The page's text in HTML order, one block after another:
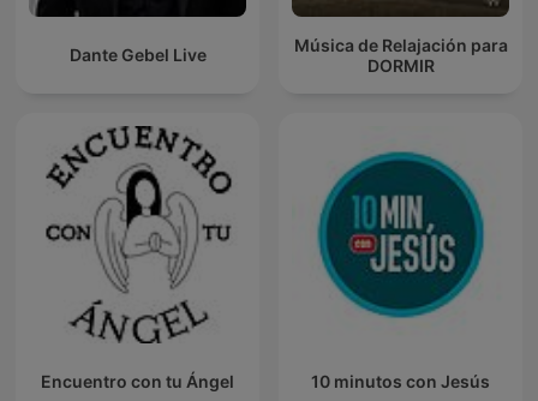
Dante Gebel Live
Música de Relajación para
DORMIR
Encuentro con tu Ángel 10 minutos con Jesús